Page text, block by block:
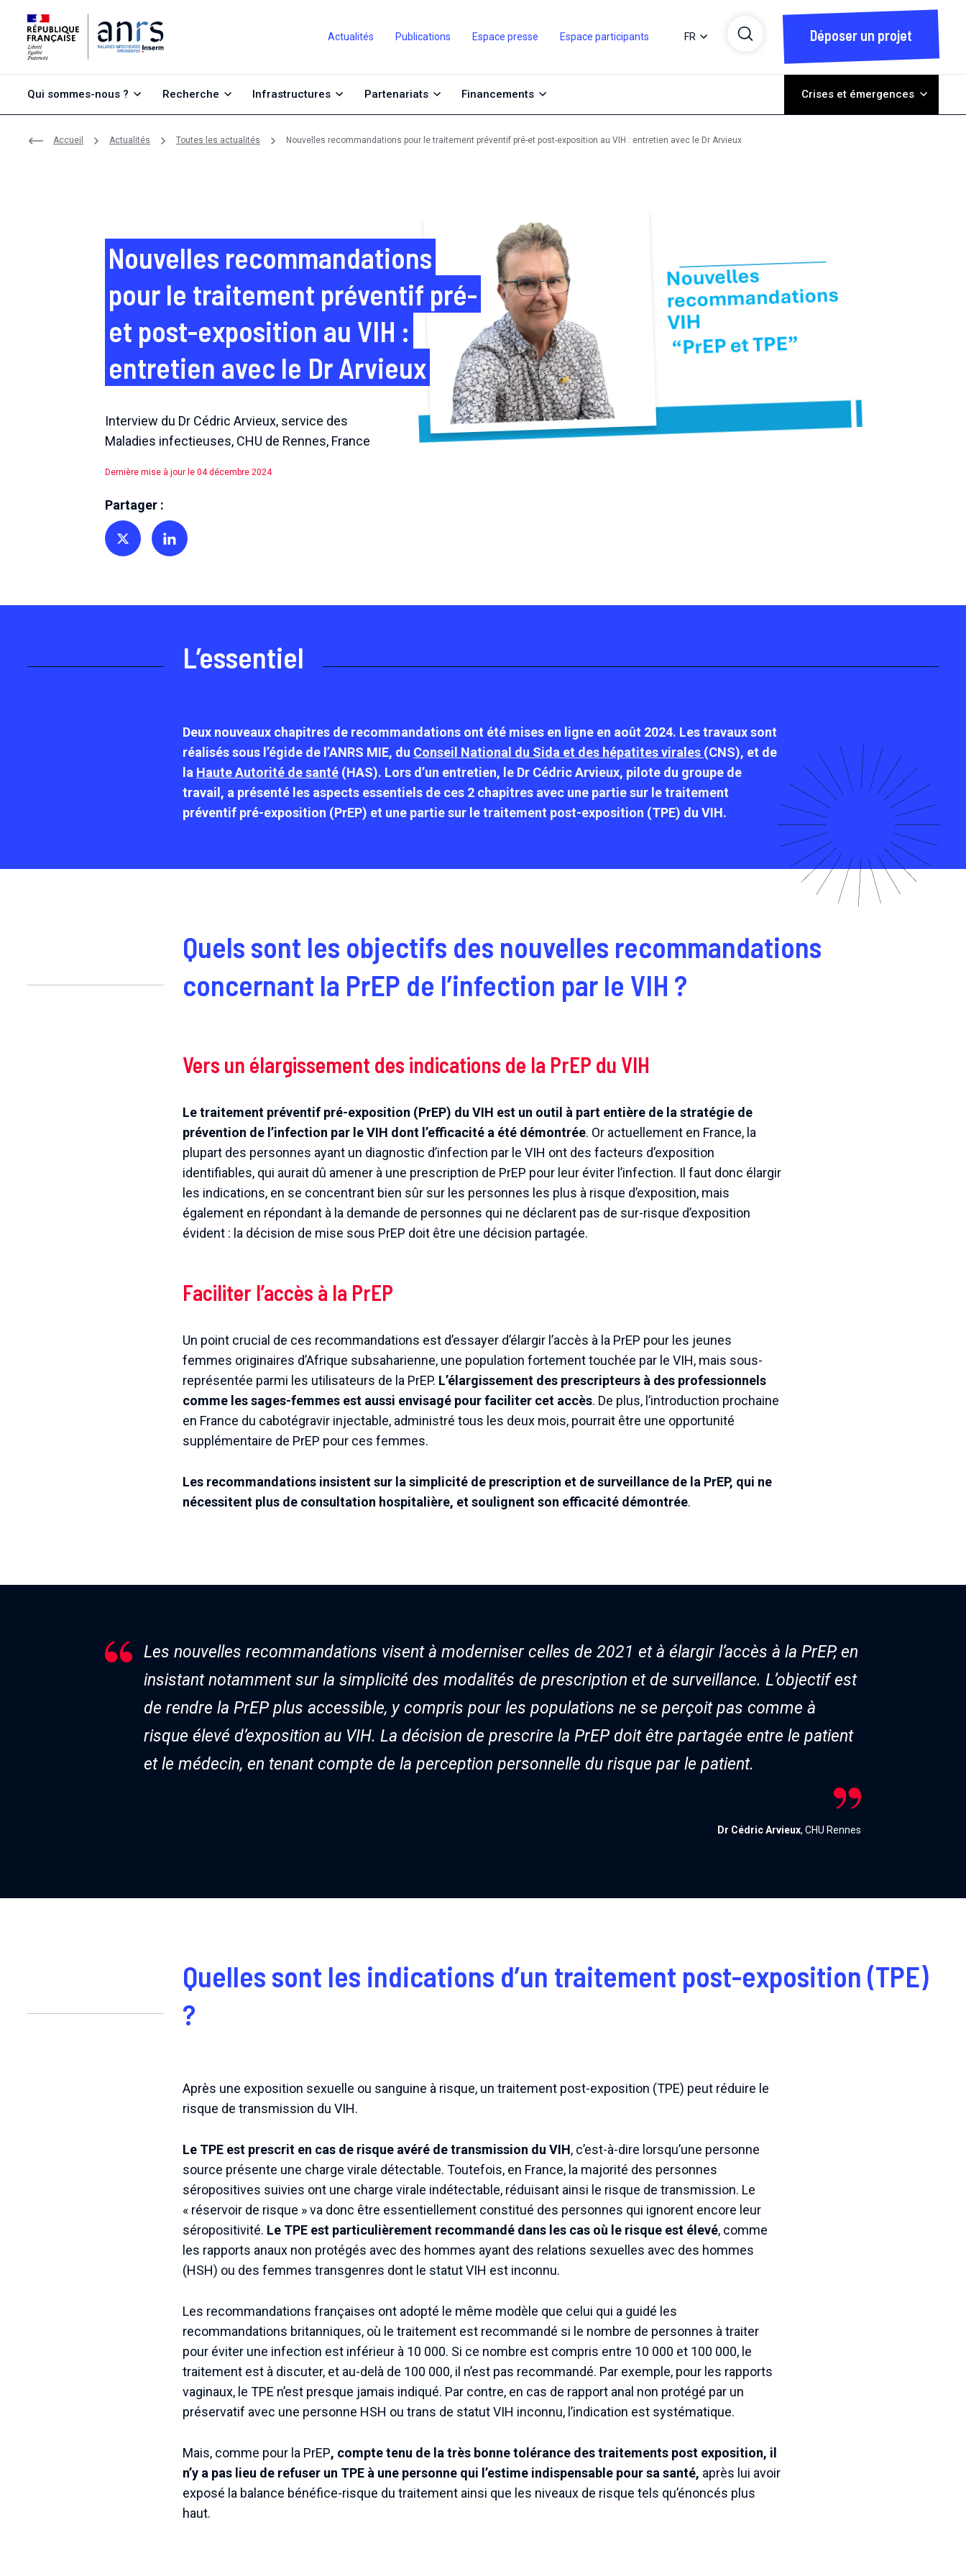
Actualités Publications Espace presse Espace participants FR Déposer un projet
Qui sommes-nous ? Recherche Infrastructures Partenariats Financements Crises et émergences
Accueil Actualités Toutes les actualités Nouvelles recommandations pour le traitement préventif pré-et post-exposition au VIH : entretien avec le Dr Arvieux
Nouvelles recommandations
pour le traitement préventif pré-
et post-exposition au VIH :
entretien avec le Dr Arvieux
Interview du Dr Cédric Arvieux, service des
Maladies infectieuses, CHU de Rennes, France
Dernière mise à jour le 04 décembre 2024
Partager :
Partager sur TwitterPartager sur Linkedin
L’essentiel
Deux nouveaux chapitres de recommandations ont été mises en ligne en août 2024. Les travaux sont
réalisés sous l’égide de l’ANRS MIE, du Conseil National du Sida et des hépatites virales (CNS), et de
la Haute Autorité de santé (HAS). Lors d’un entretien, le Dr Cédric Arvieux, pilote du groupe de
travail, a présenté les aspects essentiels de ces 2 chapitres avec une partie sur le traitement
préventif pré-exposition (PrEP) et une partie sur le traitement post-exposition (TPE) du VIH.
Quels sont les objectifs des nouvelles recommandations
concernant la PrEP de l’infection par le VIH ?
Vers un élargissement des indications de la PrEP du VIH
Le traitement préventif pré-exposition (PrEP) du VIH est un outil à part entière de la stratégie de
prévention de l’infection par le VIH dont l’efficacité a été démontrée. Or actuellement en France, la
plupart des personnes ayant un diagnostic d’infection par le VIH ont des facteurs d’exposition
identifiables, qui aurait dû amener à une prescription de PrEP pour leur éviter l’infection. Il faut donc élargir
les indications, en se concentrant bien sûr sur les personnes les plus à risque d’exposition, mais
également en répondant à la demande de personnes qui ne déclarent pas de sur-risque d’exposition
évident : la décision de mise sous PrEP doit être une décision partagée.
Faciliter l’accès à la PrEP
Un point crucial de ces recommandations est d’essayer d’élargir l’accès à la PrEP pour les jeunes
femmes originaires d’Afrique subsaharienne, une population fortement touchée par le VIH, mais sous-
représentée parmi les utilisateurs de la PrEP. L’élargissement des prescripteurs à des professionnels
comme les sages-femmes est aussi envisagé pour faciliter cet accès. De plus, l’introduction prochaine
en France du cabotégravir injectable, administré tous les deux mois, pourrait être une opportunité
supplémentaire de PrEP pour ces femmes.
Les recommandations insistent sur la simplicité de prescription et de surveillance de la PrEP, qui ne
nécessitent plus de consultation hospitalière, et soulignent son efficacité démontrée.
Les nouvelles recommandations visent à moderniser celles de 2021 et à élargir l’accès à la PrEP, en
insistant notamment sur la simplicité des modalités de prescription et de surveillance. L’objectif est
de rendre la PrEP plus accessible, y compris pour les populations ne se perçoit pas comme à
risque élevé d’exposition au VIH. La décision de prescrire la PrEP doit être partagée entre le patient
et le médecin, en tenant compte de la perception personnelle du risque par le patient.
Dr Cédric Arvieux, CHU Rennes
Quelles sont les indications d’un traitement post-exposition (TPE)
?
Après une exposition sexuelle ou sanguine à risque, un traitement post-exposition (TPE) peut réduire le
risque de transmission du VIH.
Le TPE est prescrit en cas de risque avéré de transmission du VIH, c’est-à-dire lorsqu’une personne
source présente une charge virale détectable. Toutefois, en France, la majorité des personnes
séropositives suivies ont une charge virale indétectable, réduisant ainsi le risque de transmission. Le
« réservoir de risque » va donc être essentiellement constitué des personnes qui ignorent encore leur
séropositivité. Le TPE est particulièrement recommandé dans les cas où le risque est élevé, comme
les rapports anaux non protégés avec des hommes ayant des relations sexuelles avec des hommes
(HSH) ou des femmes transgenres dont le statut VIH est inconnu.
Les recommandations françaises ont adopté le même modèle que celui qui a guidé les
recommandations britanniques, où le traitement est recommandé si le nombre de personnes à traiter
pour éviter une infection est inférieur à 10 000. Si ce nombre est compris entre 10 000 et 100 000, le
traitement est à discuter, et au-delà de 100 000, il n’est pas recommandé. Par exemple, pour les rapports
vaginaux, le TPE n’est presque jamais indiqué. Par contre, en cas de rapport anal non protégé par un
préservatif avec une personne HSH ou trans de statut VIH inconnu, l’indication est systématique.
Mais, comme pour la PrEP, compte tenu de la très bonne tolérance des traitements post exposition, il
n’y a pas lieu de refuser un TPE à une personne qui l’estime indispensable pour sa santé, après lui avoir
exposé la balance bénéfice-risque du traitement ainsi que les niveaux de risque tels qu’énoncés plus
haut.